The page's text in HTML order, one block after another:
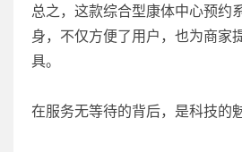
总之，这款综合型康体中心预约
身，不仅方便了用户，也为商家
具。
在服务无等待的背后，是科技的